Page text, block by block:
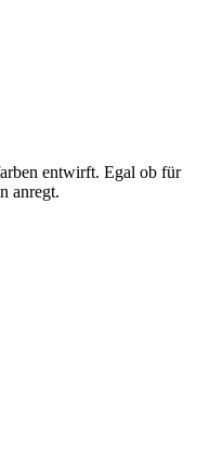
entwirft. Egal ob für
anregt.